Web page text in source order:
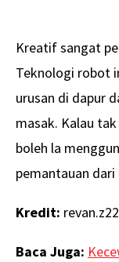
Kreatif sangat
Teknologi robot
urusan di dapur
masak. Kalau
boleh la
pemantauan dari
Kredit: revan.z22
Baca Juga: